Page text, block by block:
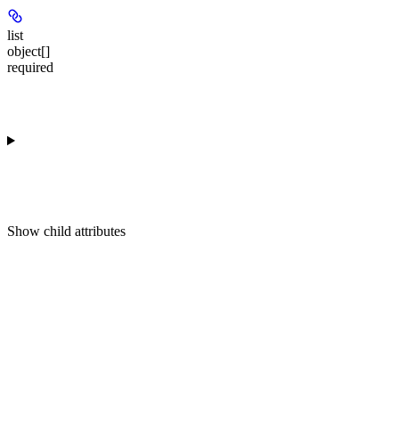
list
object[]
required
Show child attributes